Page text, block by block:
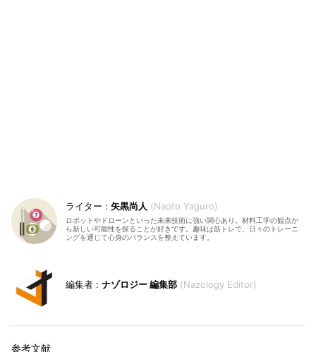
矢黒尚人 Naoto Yaguro
ロボットやドローンといった未来技術に強い関心あり。材料工学の観点か
ら新しい可能性を探ることが好きです。趣味は筋トレで、日々のトレーニ
ングを通じて心身のバランスを整えています。
ナゾロジー 編集部 Nazology Editor